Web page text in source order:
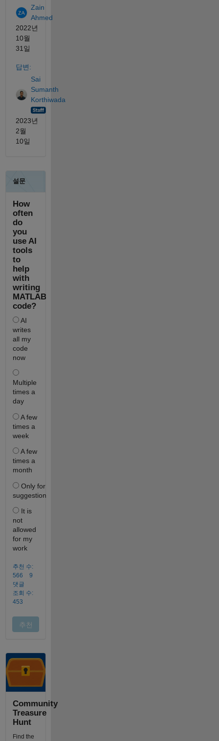
Zain
Ahmed
2022년
10월
31일
답변:
Sai
Sumanth
Korthiwada
2023년
2월
10일
Community
Treasure
Hunt
Find the